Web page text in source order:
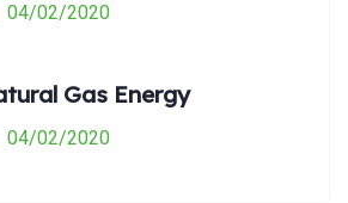
04/02/2020
Gas Energy
04/02/2020